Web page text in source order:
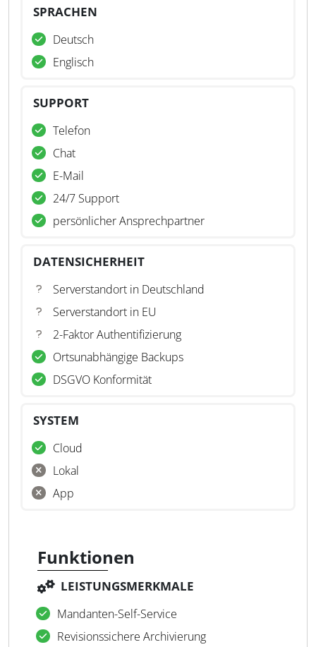
SPRACHEN
Deutsch
Englisch
SUPPORT
Telefon
Chat
E-Mail
24/7 Support
persönlicher Ansprechpartner
DATENSICHERHEIT
Serverstandort in Deutschland
Serverstandort in EU
2-Faktor Authentifizierung
Ortsunabhängige Backups
DSGVO Konformität
SYSTEM
Cloud
Lokal
App
Funktionen
LEISTUNGSMERKMALE
Mandanten-Self-Service
Revisionssichere Archivierung